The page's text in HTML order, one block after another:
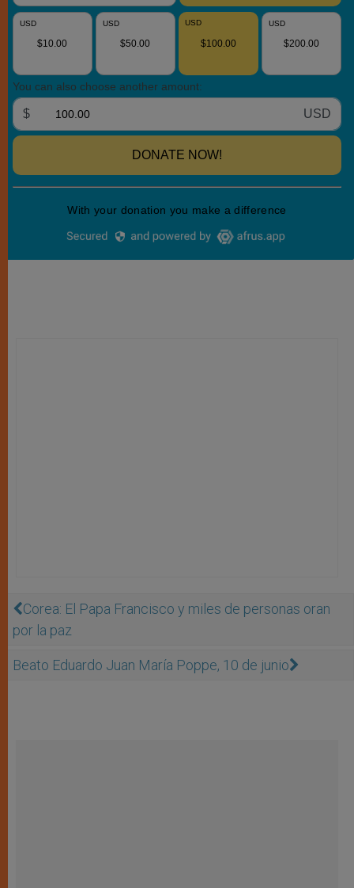
Corea: El Papa Francisco y miles de personas oran
por la paz
Beato Eduardo Juan María Poppe, 10 de junio